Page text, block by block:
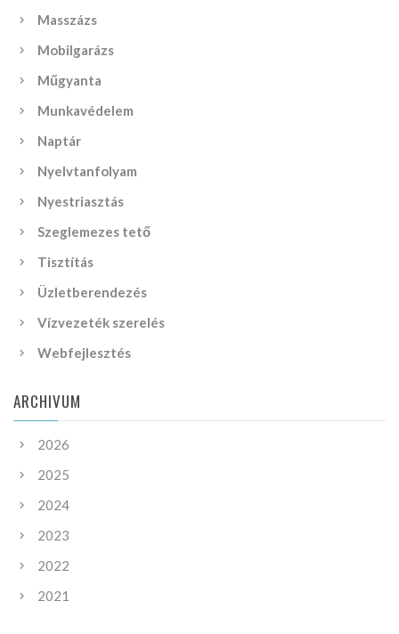
Masszázs
Mobilgarázs
Műgyanta
Munkavédelem
Naptár
Nyelvtanfolyam
Nyestriasztás
Szeglemezes tető
Tisztítás
Üzletberendezés
Vízvezeték szerelés
Webfejlesztés
ARCHIVUM
2026
2025
2024
2023
2022
2021